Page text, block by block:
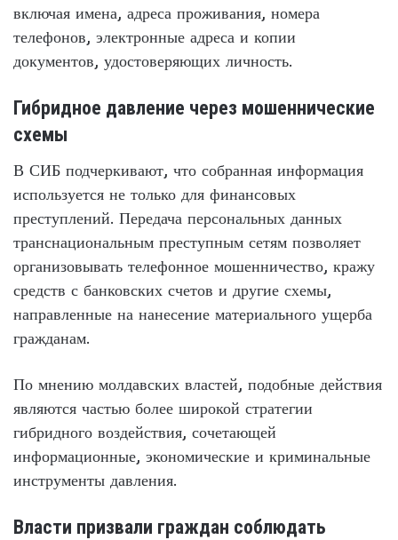
включая имена, адреса проживания, номера
телефонов, электронные адреса и копии
документов, удостоверяющих личность.
Гибридное давление через мошеннические
схемы
В СИБ подчеркивают, что собранная информация
используется не только для финансовых
преступлений. Передача персональных данных
транснациональным преступным сетям позволяет
организовывать телефонное мошенничество, кражу
средств с банковских счетов и другие схемы,
направленные на нанесение материального ущерба
гражданам.
По мнению молдавских властей, подобные действия
являются частью более широкой стратегии
гибридного воздействия, сочетающей
информационные, экономические и криминальные
инструменты давления.
Власти призвали граждан соблюдать